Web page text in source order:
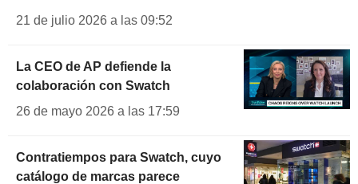
21 de julio 2026 a las 09:52
La CEO de AP defiende la
colaboración con Swatch
26 de mayo 2026 a las 17:59
Contratiempos para Swatch, cuyo
catálogo de marcas parece